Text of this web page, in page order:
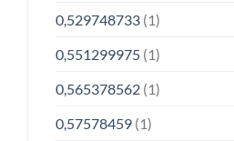
0,529748733(1)
0,551299975(1)
0,565378562(1)
0,57578459(1)